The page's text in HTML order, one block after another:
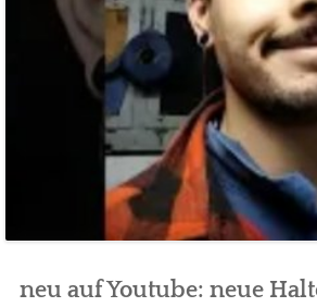
neu auf Youtube: neue